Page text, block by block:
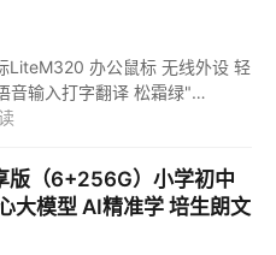
办公鼠标 无线外设 轻
音输入打字翻译 松霜绿"
100017921684.html"
版（6+256G）小学初中
大模型 AI精准学 培生朗文